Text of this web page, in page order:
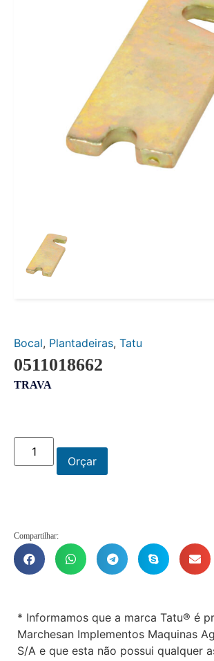
Bocal, Plantadeiras, Tatu
0511018662
TRAVA
Orçar
Compartilhar:
* Informamos que a marca Tatu® é
Marchesan Implementos Maquinas
S/A e que esta não possui qualquer